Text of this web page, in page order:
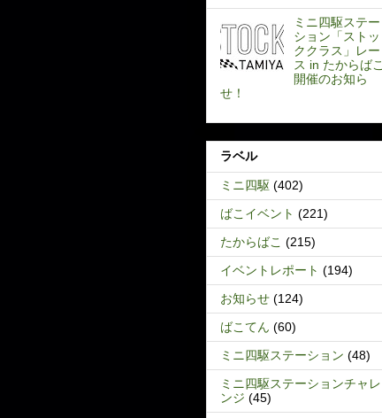
ミニ四駆ステー
ション「ストッ
ククラス」レー
ス in たからばこ
開催のお知ら
せ！
ラベル
ミニ四駆 (402)
ばこイベント (221)
たからばこ (215)
イベントレポート (194)
お知らせ (124)
ばこてん (60)
ミニ四駆ステーション (48)
ミニ四駆ステーションチャレ
ンジ (45)